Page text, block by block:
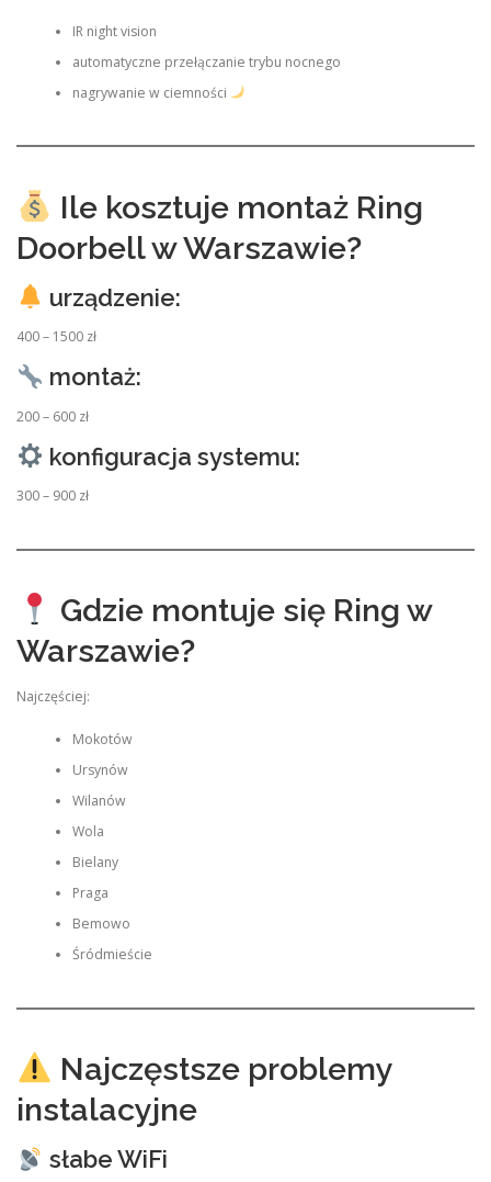
IR night vision
automatyczne przełączanie trybu nocnego
nagrywanie w ciemności
Ile kosztuje montaż Ring
Doorbell w Warszawie?
urządzenie:
400 – 1500 zł
montaż:
200 – 600 zł
konfiguracja systemu:
300 – 900 zł
Gdzie montuje się Ring w
Warszawie?
Najczęściej:
Mokotów
Ursynów
Wilanów
Wola
Bielany
Praga
Bemowo
Śródmieście
Najczęstsze problemy
instalacyjne
słabe WiFi